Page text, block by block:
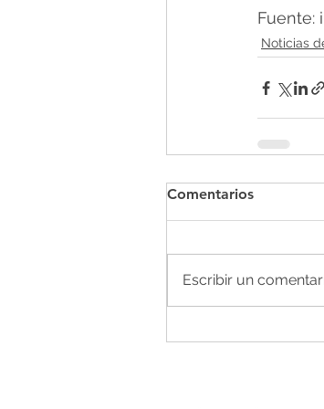
Fuente:
Noticias
Comentarios
Escribir un